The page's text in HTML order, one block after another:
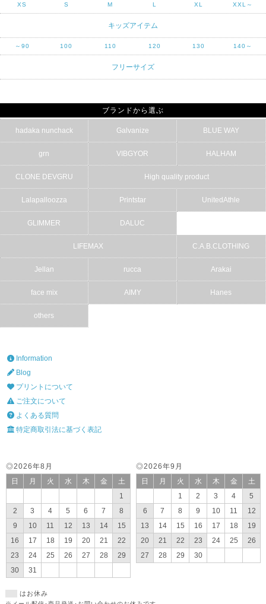
XS S M L XL XXL～
キッズアイテム
～90 100 110 120 130 140～
フリーサイズ
ブランドから選ぶ
hadaka nunchack Galvanize BLUE WAY
grn VIBGYOR HALHAM
CLONE DEVGRU High quality product
Lalapalloozza Printstar UnitedAthle
GLIMMER DALUC
LIFEMAX C.A.B.CLOTHING
Jellan rucca Arakai
face mix AIMY Hanes
others
Information
Blog
プリントについて
ご注文について
よくある質問
特定商取引法に基づく表記
◎2026年9月
日
月 火 水 木 金
土
1
2 3 4
5
6
7 8 9 10 11
12
13
14 15 16 17 18
19
20
21 22 23 24 25
26
27
28 29 30
◎2026年8月
日
月 火 水 木 金
土
1
2
3 4 5 6 7
8
9
10 11 12 13 14
15
16
17 18 19 20 21
22
23
24 25 26 27 28
29
30
31
はお休み